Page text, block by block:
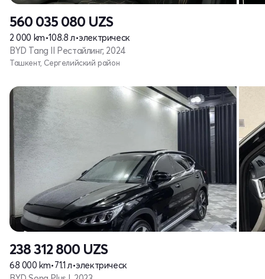
560 035 080 UZS
2 000 km•108.8 л•электрическ
BYD Tang II Рестайлинг, 2024
Ташкент, Сергелийский район
238 312 800 UZS
68 000 km•71.1 л•электрическ